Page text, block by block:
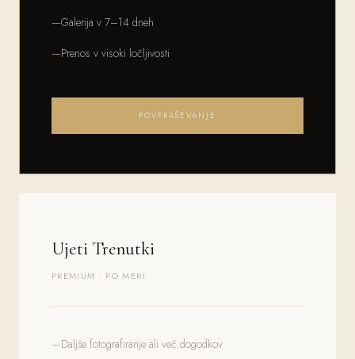
Galerija v 7–14 dneh
Prenos v visoki ločljivosti
POVPRAŠEVANJE
Ujeti Trenutki
PREMIUM · PO MERI
Daljše fotografiranje ali več dogodkov